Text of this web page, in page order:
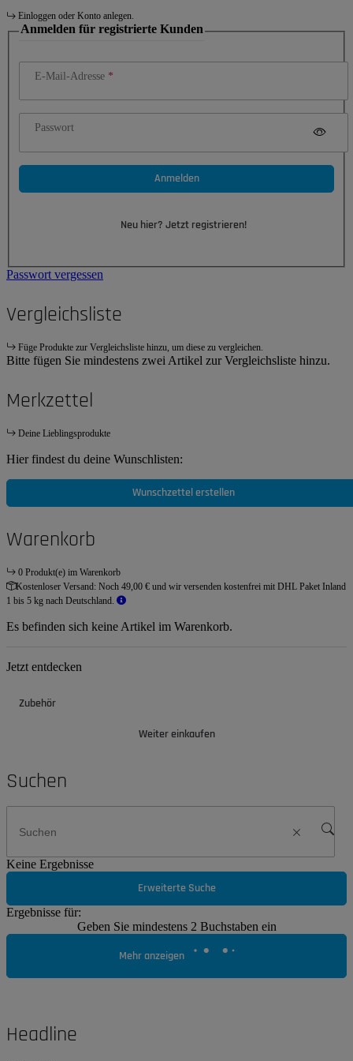
Einloggen oder Konto anlegen.
Anmelden für registrierte Kunden
E-Mail-Adresse
Passwort
Anmelden
Neu hier? Jetzt registrieren!
Passwort vergessen
Vergleichsliste
Füge Produkte zur Vergleichsliste hinzu, um diese zu vergleichen.
Bitte fügen Sie mindestens zwei Artikel zur Vergleichsliste hinzu.
Merkzettel
Deine Lieblingsprodukte
Hier findest du deine Wunschlisten:
Wunschzettel erstellen
Warenkorb
0 Produkt(e) im Warenkorb
Kostenloser Versand: Noch 49,00 € und wir versenden kostenfrei mit DHL Paket Inland
1 bis 5 kg nach Deutschland.
Es befinden sich keine Artikel im Warenkorb.
Jetzt entdecken
Zubehör
Weiter einkaufen
Suchen
Keine Ergebnisse
Erweiterte Suche
Ergebnisse für:
Geben Sie mindestens 2 Buchstaben ein
Mehr anzeigen
Headline